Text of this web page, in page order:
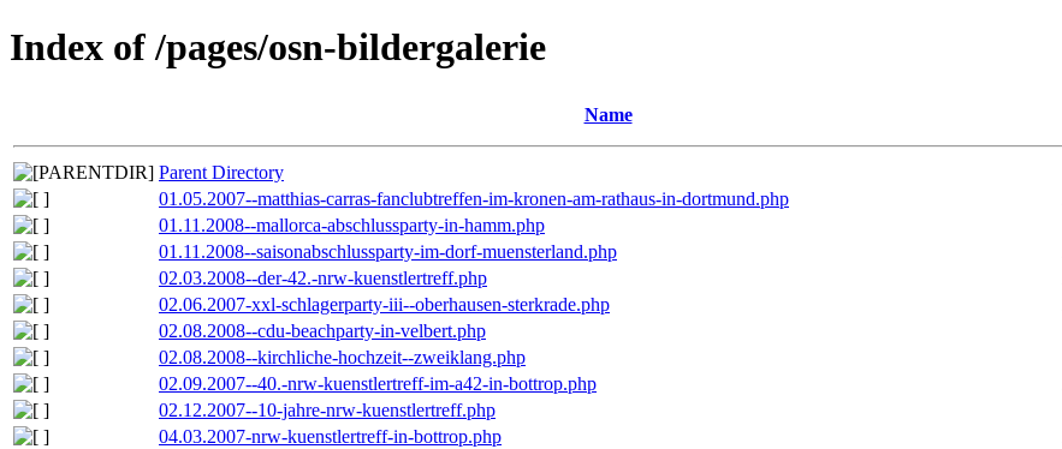
Index of /pages/osn-bildergalerie
Name
Parent Directory
01.05.2007--matthias-carras-fanclubtreffen-im-kronen-am-rathaus-in-dortmund.php
01.11.2008--mallorca-abschlussparty-in-hamm.php
01.11.2008--saisonabschlussparty-im-dorf-muensterland.php
02.03.2008--der-42.-nrw-kuenstlertreff.php
02.06.2007-xxl-schlagerparty-iii--oberhausen-sterkrade.php
02.08.2008--cdu-beachparty-in-velbert.php
02.08.2008--kirchliche-hochzeit--zweiklang.php
02.09.2007--40.-nrw-kuenstlertreff-im-a42-in-bottrop.php
02.12.2007--10-jahre-nrw-kuenstlertreff.php
04.03.2007-nrw-kuenstlertreff-in-bottrop.php